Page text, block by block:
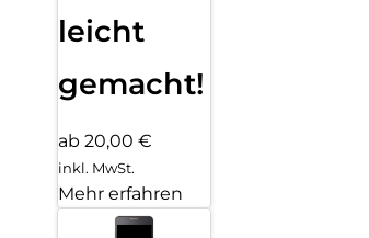
leicht
gemacht!
ab 20,00 €
inkl. MwSt.
Mehr erfahren